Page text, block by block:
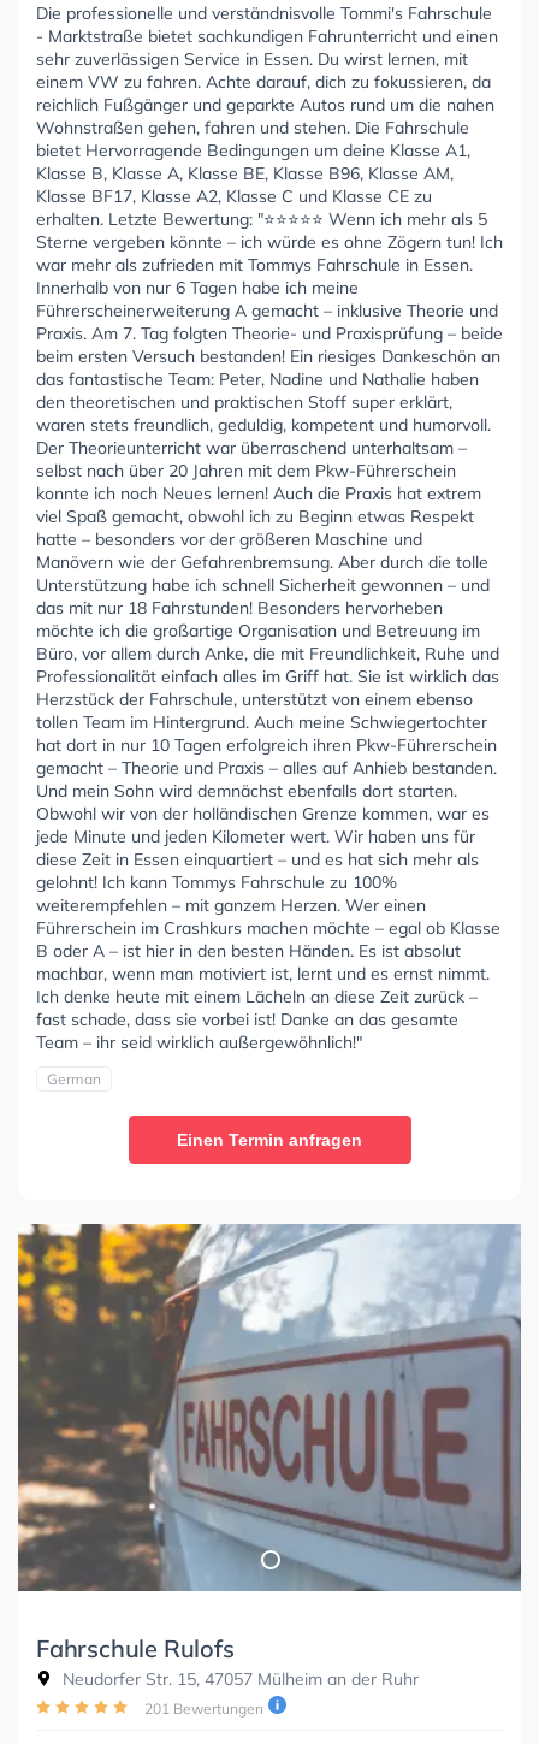
Die professionelle und verständnisvolle Tommi's Fahrschule
- Marktstraße bietet sachkundigen Fahrunterricht und einen
sehr zuverlässigen Service in Essen. Du wirst lernen, mit
einem VW zu fahren. Achte darauf, dich zu fokussieren, da
reichlich Fußgänger und geparkte Autos rund um die nahen
Wohnstraßen gehen, fahren und stehen. Die Fahrschule
bietet Hervorragende Bedingungen um deine Klasse A1,
Klasse B, Klasse A, Klasse BE, Klasse B96, Klasse AM,
Klasse BF17, Klasse A2, Klasse C und Klasse CE zu
erhalten. Letzte Bewertung: "⭐⭐⭐⭐⭐ Wenn ich mehr als 5
Sterne vergeben könnte – ich würde es ohne Zögern tun! Ich
war mehr als zufrieden mit Tommys Fahrschule in Essen.
Innerhalb von nur 6 Tagen habe ich meine
Führerscheinerweiterung A gemacht – inklusive Theorie und
Praxis. Am 7. Tag folgten Theorie- und Praxisprüfung – beide
beim ersten Versuch bestanden! Ein riesiges Dankeschön an
das fantastische Team: Peter, Nadine und Nathalie haben
den theoretischen und praktischen Stoff super erklärt,
waren stets freundlich, geduldig, kompetent und humorvoll.
Der Theorieunterricht war überraschend unterhaltsam –
selbst nach über 20 Jahren mit dem Pkw-Führerschein
konnte ich noch Neues lernen! Auch die Praxis hat extrem
viel Spaß gemacht, obwohl ich zu Beginn etwas Respekt
hatte – besonders vor der größeren Maschine und
Manövern wie der Gefahrenbremsung. Aber durch die tolle
Unterstützung habe ich schnell Sicherheit gewonnen – und
das mit nur 18 Fahrstunden! Besonders hervorheben
möchte ich die großartige Organisation und Betreuung im
Büro, vor allem durch Anke, die mit Freundlichkeit, Ruhe und
Professionalität einfach alles im Griff hat. Sie ist wirklich das
Herzstück der Fahrschule, unterstützt von einem ebenso
tollen Team im Hintergrund. Auch meine Schwiegertochter
hat dort in nur 10 Tagen erfolgreich ihren Pkw-Führerschein
gemacht – Theorie und Praxis – alles auf Anhieb bestanden.
Und mein Sohn wird demnächst ebenfalls dort starten.
Obwohl wir von der holländischen Grenze kommen, war es
jede Minute und jeden Kilometer wert. Wir haben uns für
diese Zeit in Essen einquartiert – und es hat sich mehr als
gelohnt! Ich kann Tommys Fahrschule zu 100%
weiterempfehlen – mit ganzem Herzen. Wer einen
Führerschein im Crashkurs machen möchte – egal ob Klasse
B oder A – ist hier in den besten Händen. Es ist absolut
machbar, wenn man motiviert ist, lernt und es ernst nimmt.
Ich denke heute mit einem Lächeln an diese Zeit zurück –
fast schade, dass sie vorbei ist! Danke an das gesamte
Team – ihr seid wirklich außergewöhnlich!"
German
Einen Termin anfragen
Fahrschule Rulofs
Neudorfer Str. 15, 47057 Mülheim an der Ruhr
201 Bewertungen